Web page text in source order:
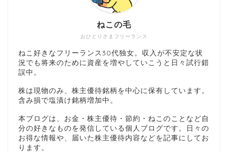
おひとりさまフリーランス
ねこの毛
ねこ好きなフリーランス30代独女。収入が不安定な状
況でも将来のために資産を増やしていこうと日々試行錯
誤中。
株は現物のみ、株主優待銘柄を中心に保有しています。
含み損で塩漬け銘柄増加中。
本ブログは、お金・株主優待・節約・ねこのことなど自
分の好きなものを発信している個人ブログです。日々の
お得な情報や、届いた株主優待内容などを記事にしてお
ります。